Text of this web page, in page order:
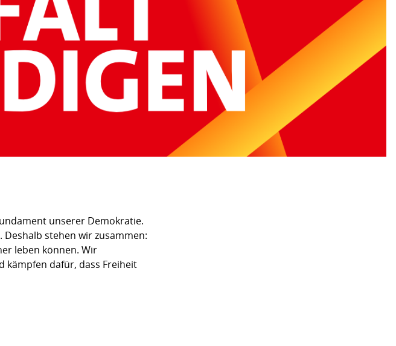
unserer Demokratie.
stehen wir zusammen:
leben können. Wir
kämpfen dafür, dass Freiheit